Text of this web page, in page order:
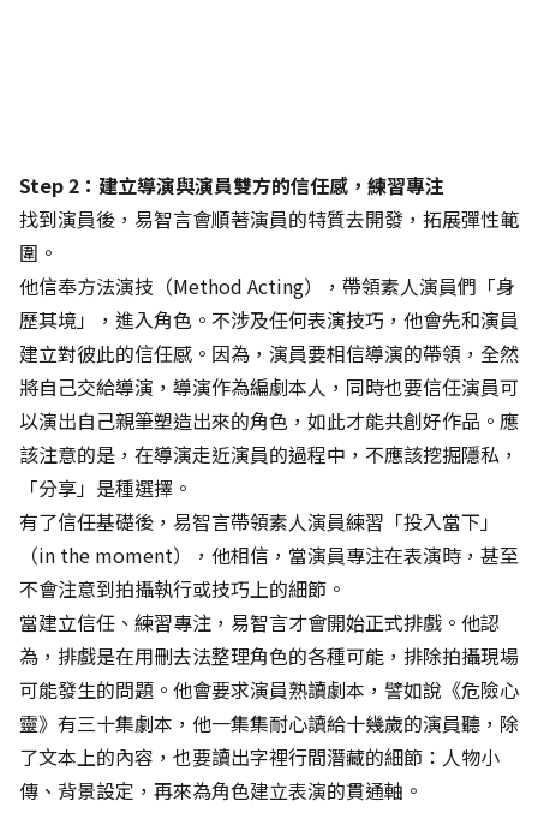
Step 2：建立導演與演員雙方的信任感，練習專注
找到演員後，易智言會順著演員的特質去開發，拓展彈性範
圍。
他信奉方法演技（Method Acting），帶領素人演員們「身
歷其境」，進入角色。不涉及任何表演技巧，他會先和演員
建立對彼此的信任感。因為，演員要相信導演的帶領，全然
將自己交給導演，導演作為編劇本人，同時也要信任演員可
以演出自己親筆塑造出來的角色，如此才能共創好作品。應
該注意的是，在導演走近演員的過程中，不應該挖掘隱私，
「分享」是種選擇。
有了信任基礎後，易智言帶領素人演員練習「投入當下」
（in the moment），他相信，當演員專注在表演時，甚至
不會注意到拍攝執行或技巧上的細節。
當建立信任、練習專注，易智言才會開始正式排戲。他認
為，排戲是在用刪去法整理角色的各種可能，排除拍攝現場
可能發生的問題。他會要求演員熟讀劇本，譬如說《危險心
靈》有三十集劇本，他一集集耐心讀給十幾歲的演員聽，除
了文本上的內容，也要讀出字裡行間潛藏的細節：人物小
傳、背景設定，再來為角色建立表演的貫通軸。